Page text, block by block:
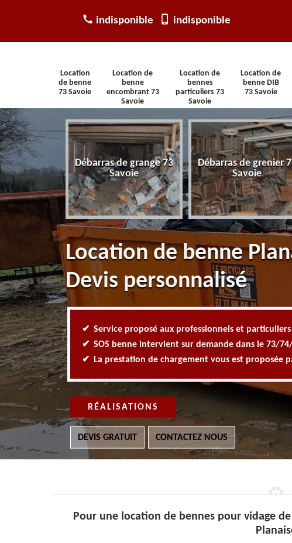
indisponible indisponible
Location
de benne
73 Savoie
Location de
benne
encombrant 73
Savoie
Location de
bennes
particuliers 73
Savoie
Location de
benne DIB
73 Savoie
73
Débarras de grange 73
Savoie
Débarras de grenier
Savoie
Location de benne
Devis personnalisé
Service proposé aux professionnels et particuliers
SOS benne intervient sur demande dans le 73/
La prestation de chargement vous est proposée
RÉALISATIONS
DEVIS GRATUIT CONTACTEZ NOUS
Pour une location de bennes pour vidage de